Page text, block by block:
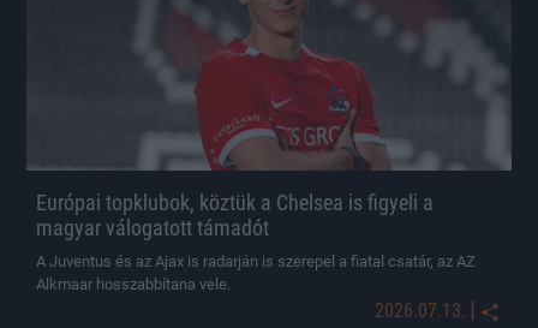
Európai topklubok, köztük a Chelsea is figyeli a
magyar válogatott támadót
A Juventus és az Ajax is radarján is szerepel a fiatal csatár, az AZ
Alkmaar hosszabbítana vele.
2026.07.13. |